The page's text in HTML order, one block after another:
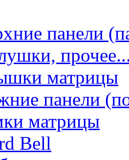
панели
матрицы
панели
матрицы
Bell